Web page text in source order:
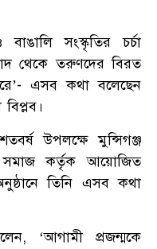
সংস্কৃতির চর্চা
থেকে তরুণদের বিরত
এসব কথা বলেছেন
উপলক্ষে মুন্সিগঞ্জ
কর্তৃক আয়োজিত
তিনি এসব কথা
‘আগামী প্রজন্মকে